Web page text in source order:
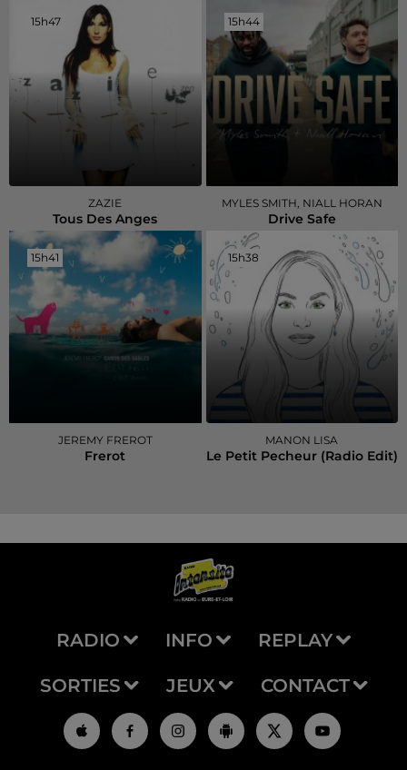
15h47
15h47
ZAZIE
Tous Des Anges
15h44
15h44
MYLES SMITH, NIALL HORAN
Drive Safe
15h41
15h41
JEREMY FREROT
Frerot
15h38
15h38
MANON LISA
Le Petit Pecheur (radio Edit)
RADIO INFO REPLAY
SORTIES JEUX CONTACT